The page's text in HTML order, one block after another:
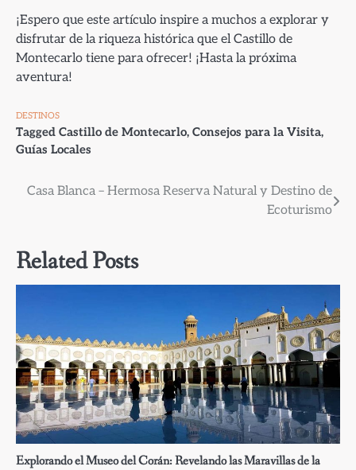
¡Espero que este artículo inspire a muchos a explorar y
disfrutar de la riqueza histórica que el Castillo de
Montecarlo tiene para ofrecer! ¡Hasta la próxima
aventura!
DESTINOS
Tagged Castillo de Montecarlo, Consejos para la Visita,
Guías Locales
Navegación
entradas
Casa Blanca – Hermosa Reserva Natural y Destino de
Ecoturismo
Related Posts
Explorando el Museo del Corán: Revelando las Maravillas de la